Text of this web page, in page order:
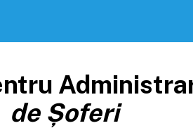
de Șoferi